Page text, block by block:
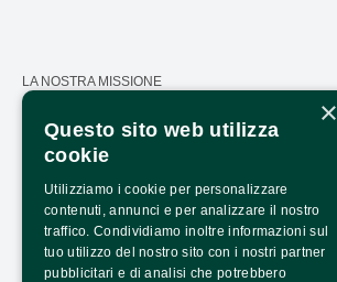
LA NOSTRA MISSIONE
PRESS AREA
TRASPARENZA
PTRASPARENZA NRR - NEXTGENERATIONEU
COME ARRIVARE
×
Questo sito web utilizza
cookie
Utilizziamo i cookie per personalizzare
contenuti, annunci e per analizzare il nostro
traffico. Condividiamo inoltre informazioni sul
tuo utilizzo del nostro sito con i nostri partner
pubblicitari e di analisi che potrebbero